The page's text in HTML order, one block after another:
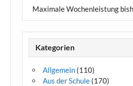
Maximale Wochenleistung
Kategorien
Allgemein (110)
Aus der Schule (170)